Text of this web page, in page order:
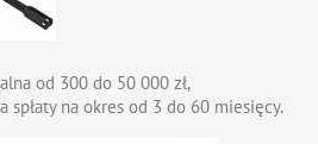
od 300 do 50 000 zł,
spłaty na okres od 3 do 60 miesięcy.